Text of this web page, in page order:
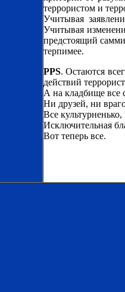
террористом и
Учитывая
Учитывая
предстоящий
терпимее.
PPS. Остаются
действий
А на кладбище все
Ни друзей, ни
Все
Исключительная
Вот теперь все.